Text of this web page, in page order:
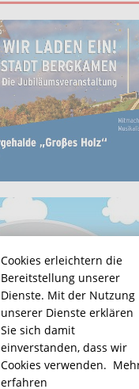
Cookies erleichtern die
Bereitstellung unserer
Dienste. Mit der Nutzung
unserer Dienste erklären
Sie sich damit
einverstanden, dass wir
Cookies verwenden.
erfahren